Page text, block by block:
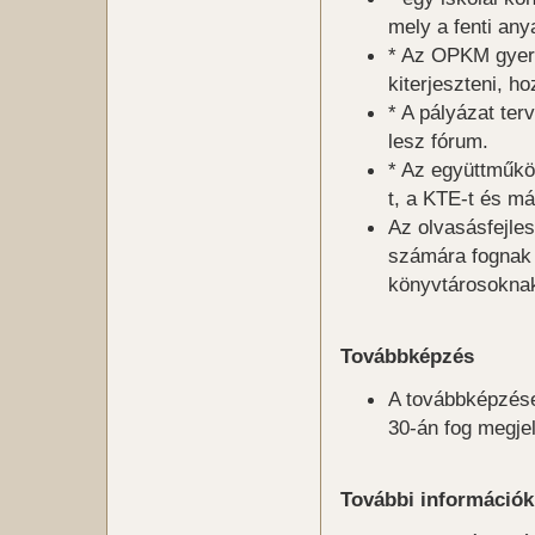
mely a fenti
* Az OPKM
kiterjeszteni,
* A pályázat
lesz fórum.
* Az
t, a KTE-t és
Az
számára
Továbbképzés
A
30-án fog
További